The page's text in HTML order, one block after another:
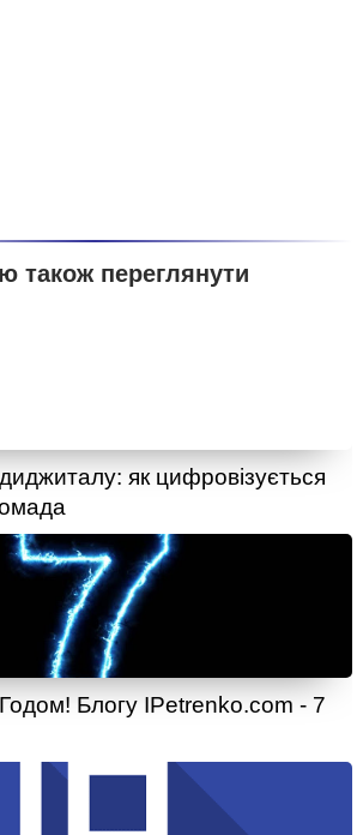
також переглянути
як цифровізується
Блогу IPetrenko.com - 7